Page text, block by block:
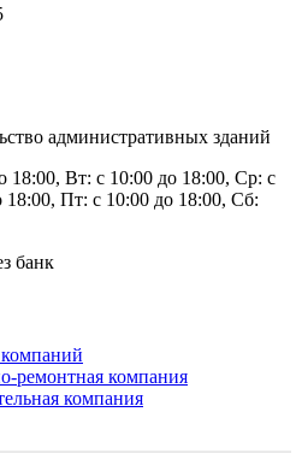
административных зданий
Вт: с 10:00 до 18:00, Ср: с
18:00, Пт: с 10:00 до 18:00, Сб:
банк
ремонтная компания
компания